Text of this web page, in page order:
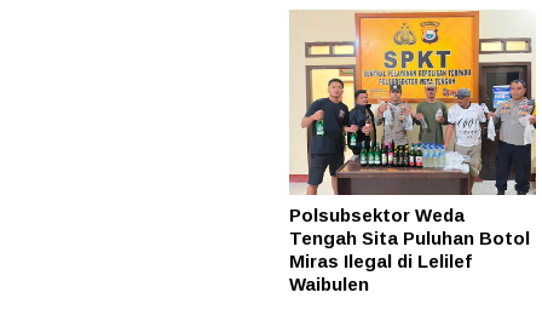
Polsubsektor Weda
Tengah Sita Puluhan Botol
Miras Ilegal di Lelilef
Waibulen